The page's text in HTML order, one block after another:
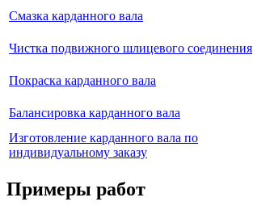
Смазка карданного вала
Чистка подвижного шлицевого соединения
Покраска карданного вала
Балансировка карданного вала
Изготовление карданного вала по
индивидуальному заказу
Примеры работ